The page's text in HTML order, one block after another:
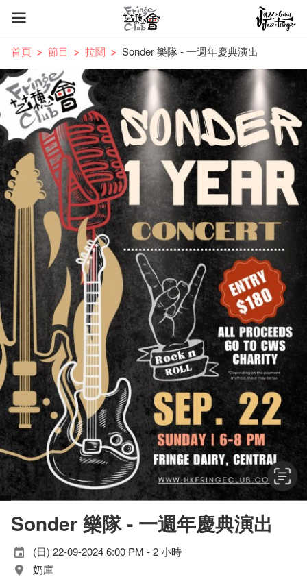
首頁 節目 拉闊 Sonder 樂隊 - 一週年慶典演出
Sonder 樂隊 - 一週年慶典演出
(日) 22-09-2024 6:00 PM - 2 小時
奶庫